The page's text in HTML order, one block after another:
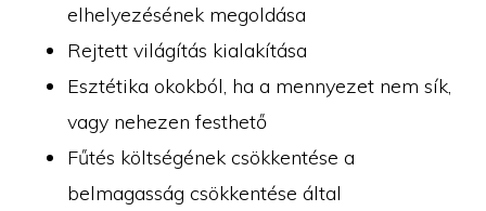
elhelyezésének megoldása
Rejtett világítás kialakítása
Esztétika okokból, ha a mennyezet nem sík,
vagy nehezen festhető
Fűtés költségének csökkentése a
belmagasság csökkentése által